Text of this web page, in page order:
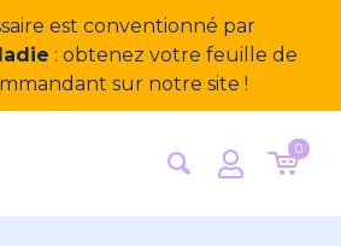
est conventionné par
: obtenez votre feuille de
sur notre site !
0